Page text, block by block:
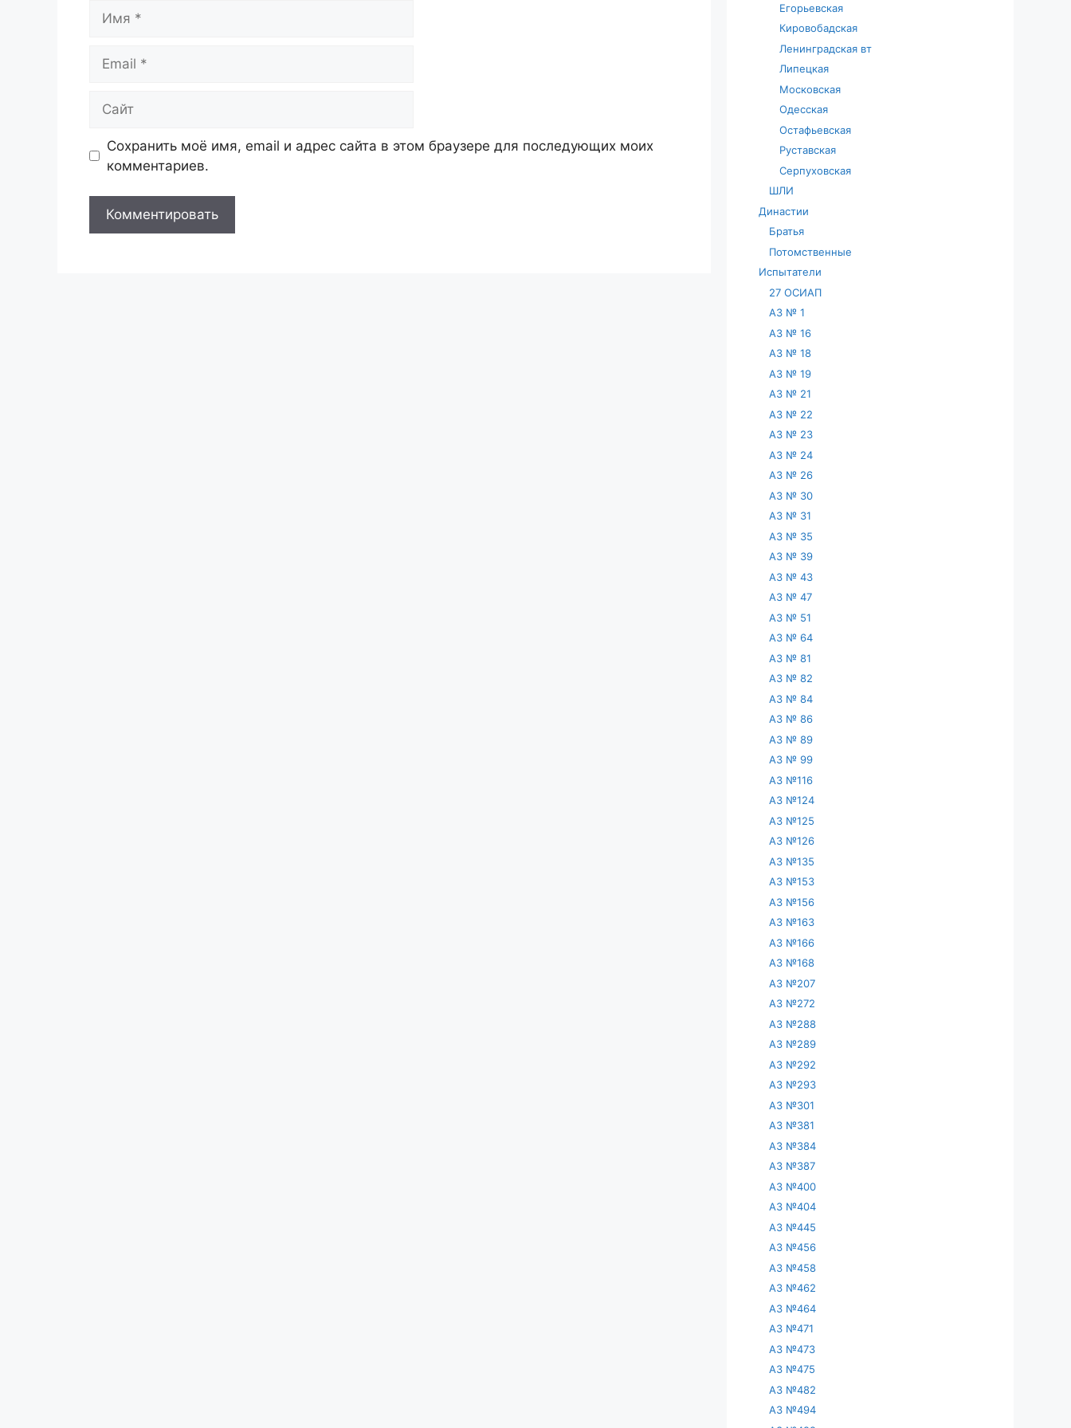
Сохранить моё имя, email и адрес сайта в этом браузере для последующих моих
комментариев.
Егорьевская
Кировобадская
Ленинградская вт
Липецкая
Московская
Одесская
Остафьевская
Руставская
Серпуховская
ШЛИ
Династии
Братья
Потомственные
Испытатели
27 ОСИАП
АЗ № 1
АЗ № 16
АЗ № 18
АЗ № 19
АЗ № 21
АЗ № 22
АЗ № 23
АЗ № 24
АЗ № 26
АЗ № 30
АЗ № 31
АЗ № 35
АЗ № 39
АЗ № 43
АЗ № 47
АЗ № 51
АЗ № 64
АЗ № 81
АЗ № 82
АЗ № 84
АЗ № 86
АЗ № 89
АЗ № 99
АЗ №116
АЗ №124
АЗ №125
АЗ №126
АЗ №135
АЗ №153
АЗ №156
АЗ №163
АЗ №166
АЗ №168
АЗ №207
АЗ №272
АЗ №288
АЗ №289
АЗ №292
АЗ №293
АЗ №301
АЗ №381
АЗ №384
АЗ №387
АЗ №400
АЗ №404
АЗ №445
АЗ №456
АЗ №458
АЗ №462
АЗ №464
АЗ №471
АЗ №473
АЗ №475
АЗ №482
АЗ №494